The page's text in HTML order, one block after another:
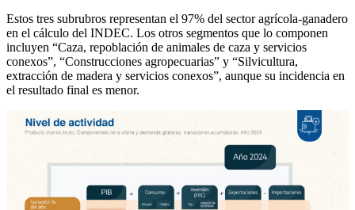
Estos tres subrubros representan el 97% del sector agrícola-ganadero
en el cálculo del INDEC. Los otros segmentos que lo componen
incluyen “Caza, repoblación de animales de caza y servicios
conexos”, “Construcciones agropecuarias” y “Silvicultura,
extracción de madera y servicios conexos”, aunque su incidencia en
el resultado final es menor.